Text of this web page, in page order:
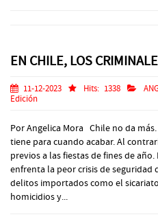
EN CHILE, LOS
11-12-2023 Hits: 1338
Edición
Por Angelica Mora Chile no da
tiene para cuando acabar. Al
previos a las fiestas de fines de
enfrenta la peor crisis de
delitos importados como el
homicidios y...